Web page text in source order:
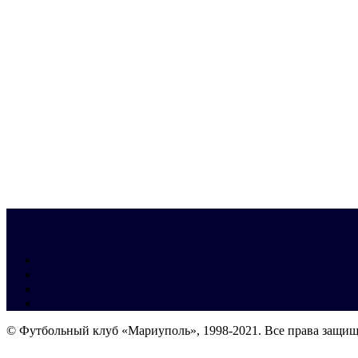
© Футбольный клуб «Мариуполь», 1998-2021. Все права